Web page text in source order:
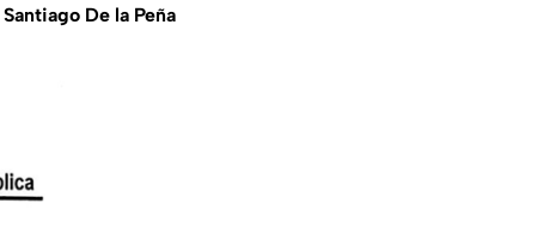
Santiago De la Peña